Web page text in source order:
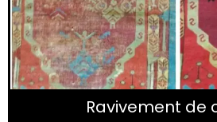
Ravivement de